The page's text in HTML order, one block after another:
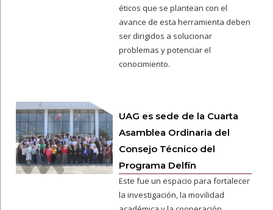
éticos que se plantean con el
avance de esta herramienta deben
ser dirigidos a solucionar
problemas y potenciar el
conocimiento.
UAG es sede de la Cuarta
Asamblea Ordinaria del
Consejo Técnico del
Programa Delfín
Este fue un espacio para fortalecer
la investigación, la movilidad